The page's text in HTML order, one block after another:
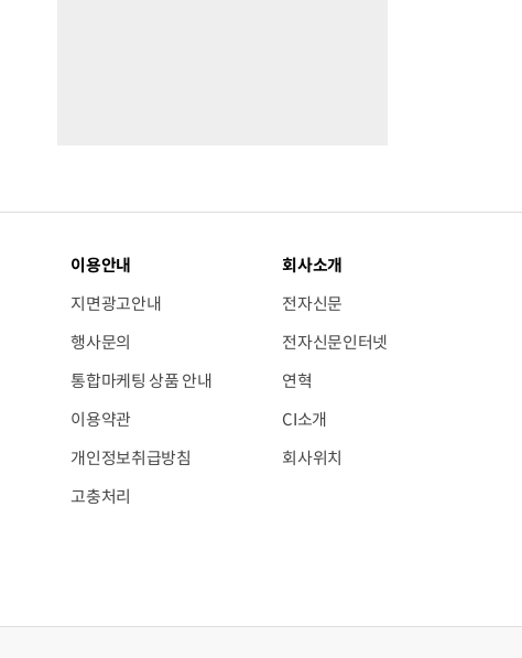
이용안내
지면광고안내
행사문의
통합마케팅 상품 안내
이용약관
개인정보취급방침
고충처리
회사소개
전자신문
전자신문인터넷
연혁
CI소개
회사위치